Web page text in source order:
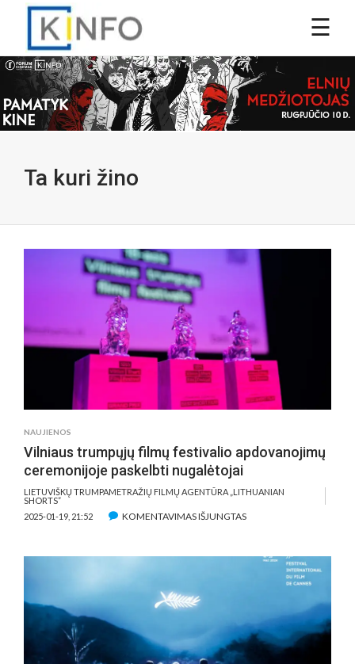
Ta kuri žino
NAUJIENOS
Vilniaus trumpųjų filmų festivalio apdovanojimų
ceremonijoje paskelbti nugalėtojai
LIETUVIŠKŲ TRUMPAMETRAŽIŲ FILMŲ AGENTŪRA „LITHUANIAN
SHORTS”
2025-01-19, 21:52
KOMENTAVIMAS IŠJUNGTASĮRAŠE
FILMŲ
FESTIVALIO
CEREMONIJOJE
PASKELBTI
NUGALĖTOJAI